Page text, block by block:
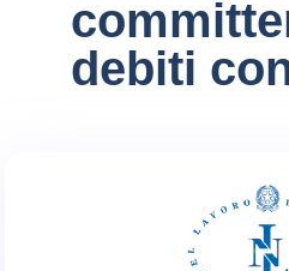
debiti